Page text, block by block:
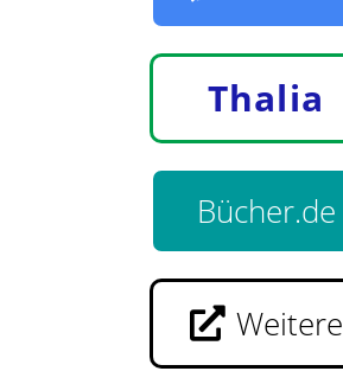
Thalia
Bücher.de
Weitere